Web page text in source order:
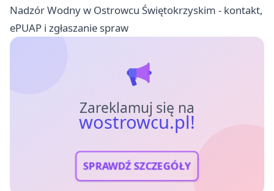
Nadzór Wodny w Ostrowcu Świętokrzyskim - kontakt,
ePUAP i zgłaszanie spraw
Zareklamuj się na
wostrowcu.pl!
SPRAWDŹ SZCZEGÓŁY